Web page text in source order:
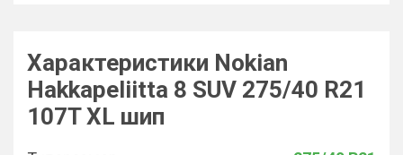
Характеристики Nokian
Hakkapeliitta 8 SUV 275/40 R21
107T XL шип